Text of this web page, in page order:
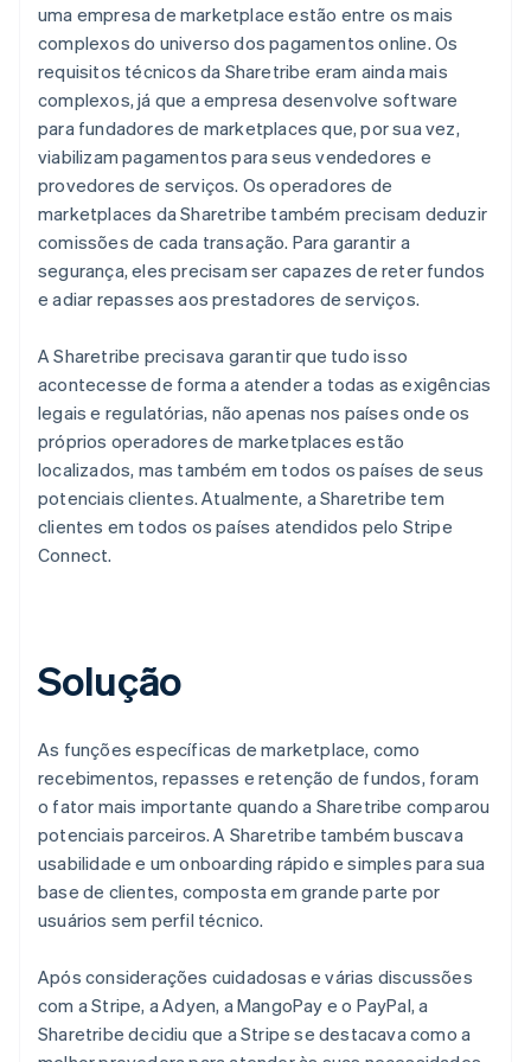
uma empresa de marketplace estão entre os mais
complexos do universo dos pagamentos online. Os
requisitos técnicos da Sharetribe eram ainda mais
complexos, já que a empresa desenvolve software
para fundadores de marketplaces que, por sua vez,
viabilizam pagamentos para seus vendedores e
provedores de serviços. Os operadores de
marketplaces da Sharetribe também precisam deduzir
comissões de cada transação. Para garantir a
segurança, eles precisam ser capazes de reter fundos
e adiar repasses aos prestadores de serviços.
A Sharetribe precisava garantir que tudo isso
acontecesse de forma a atender a todas as exigências
legais e regulatórias, não apenas nos países onde os
próprios operadores de marketplaces estão
localizados, mas também em todos os países de seus
potenciais clientes. Atualmente, a Sharetribe tem
clientes em todos os países atendidos pelo Stripe
Connect.
Solução
As funções específicas de marketplace, como
recebimentos, repasses e retenção de fundos, foram
o fator mais importante quando a Sharetribe comparou
potenciais parceiros. A Sharetribe também buscava
usabilidade e um onboarding rápido e simples para sua
base de clientes, composta em grande parte por
usuários sem perfil técnico.
Após considerações cuidadosas e várias discussões
com a Stripe, a Adyen, a MangoPay e o PayPal, a
Sharetribe decidiu que a Stripe se destacava como a